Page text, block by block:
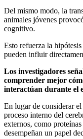
Del mismo modo, la
animales jóvenes
cognitivo.
Esto refuerza la
pueden influir
Los investigadores
comprender mejor
interactúan durante el
En lugar de considerar
proceso interno del
externos, como
desempeñan un papel